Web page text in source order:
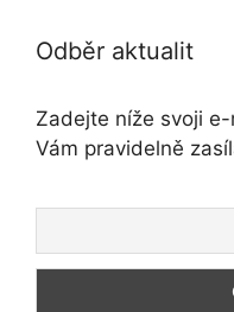
Odběr aktualit
Zadejte níže svoji
Vám pravidelně